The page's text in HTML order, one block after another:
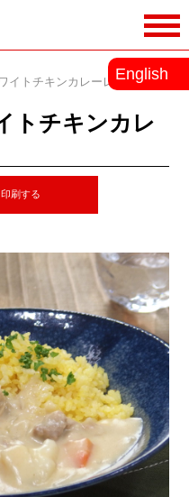
English
イトチキンカレーレシピ
トチキンカレ